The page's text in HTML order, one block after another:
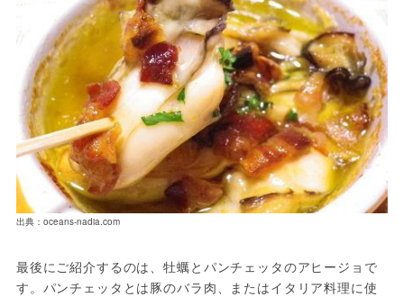
出典：oceans-nadia.com
最後にご紹介するのは、牡蠣とパンチェッタのアヒージョで
す。パンチェッタとは豚のバラ肉、またはイタリア料理に使